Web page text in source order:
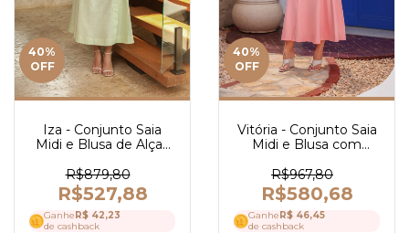
40%
OFF
Iza - Conjunto Saia
Midi e Blusa de Alças
R$879,80
R$527,88
GanheR$ 42,23
de cashback
40%
OFF
Vitória - Conjunto Saia
Midi e Blusa com
Linho - Ref 4157
R$967,80
R$580,68
GanheR$ 46,45
de cashback